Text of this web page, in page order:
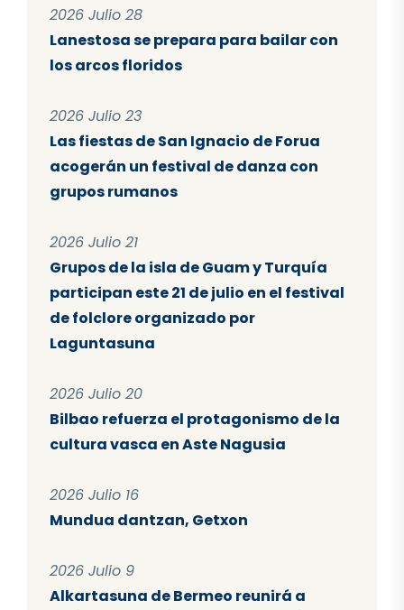
2026 Julio 28
Lanestosa se prepara para bailar con
los arcos floridos
2026 Julio 23
Las fiestas de San Ignacio de Forua
acogerán un festival de danza con
grupos rumanos
2026 Julio 21
Grupos de la isla de Guam y Turquía
participan este 21 de julio en el festival
de folclore organizado por
Laguntasuna
2026 Julio 20
Bilbao refuerza el protagonismo de la
cultura vasca en Aste Nagusia
2026 Julio 16
Mundua dantzan, Getxon
2026 Julio 9
Alkartasuna de Bermeo reunirá a